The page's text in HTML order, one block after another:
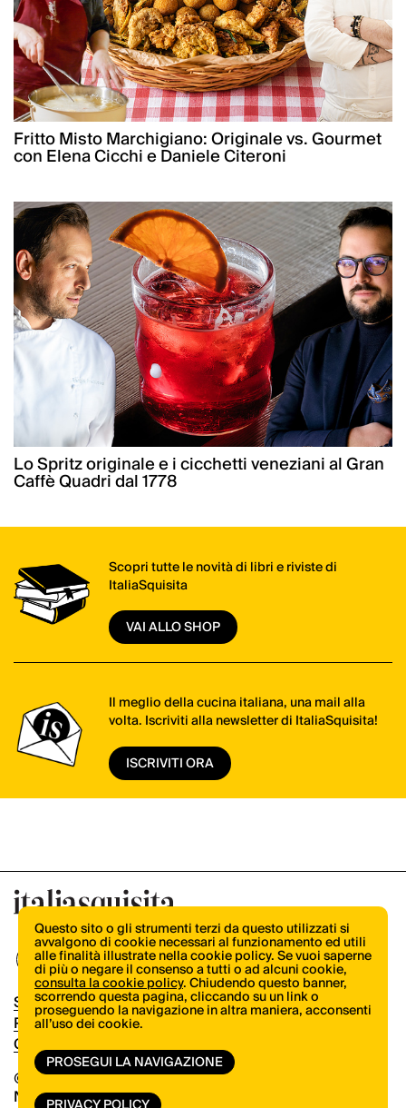
Fritto Misto Marchigiano: Originale vs. Gourmet
con Elena Cicchi e Daniele Citeroni
Lo Spritz originale e i cicchetti veneziani al Gran
Caffè Quadri dal 1778
Scopri tutte le novità di libri e riviste di
ItaliaSquisita
VAI ALLO SHOP
Il meglio della cucina italiana, una mail alla
volta. Iscriviti alla newsletter di ItaliaSquisita!
ISCRIVITI ORA
© Copyright 2026.Vertical.it
N.ro Iscrizione ROC 32504
Shop
Pubblicità
Contatti
Questo sito o gli strumenti terzi da questo utilizzati si
avvalgono di cookie necessari al funzionamento ed utili
alle finalità illustrate nella cookie policy. Se vuoi saperne
di più o negare il consenso a tutti o ad alcuni cookie,
consulta la cookie policy. Chiudendo questo banner,
scorrendo questa pagina, cliccando su un link o
proseguendo la navigazione in altra maniera, acconsenti
all’uso dei cookie.
PROSEGUI LA NAVIGAZIONE